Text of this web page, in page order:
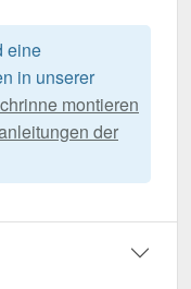
eine
in unserer
montieren
der